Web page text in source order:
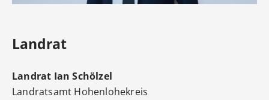
Landrat
Landrat Ian Schölzel
Landratsamt Hohenlohekreis